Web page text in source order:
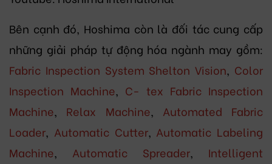
Bên cạnh đó, Hoshima còn là đối tác cung cấp
những giải pháp tự động hóa ngành may gồm:
Fabric Inspection System Shelton Vision, Color
Inspection Machine, C- tex Fabric Inspection
Machine, Relax Machine, Automated Fabric
Loader, Automatic Cutter, Automatic Labeling
Machine, Automatic Spreader, Intelligent